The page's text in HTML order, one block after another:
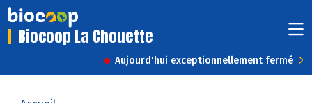
Biocoop La Chouette
Aujourd'hui exceptionnellement fermé